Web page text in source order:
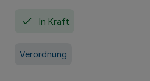
In Kraft
Verordnung